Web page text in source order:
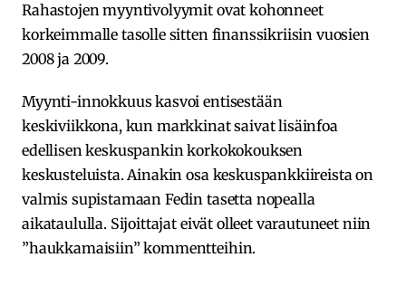
Rahastojen myyntivolyymit ovat kohonneet
korkeimmalle tasolle sitten finanssikriisin vuosien
2008 ja 2009.
Myynti-innokkuus kasvoi entisestään
keskiviikkona, kun markkinat saivat lisäinfoa
edellisen keskuspankin korkokokouksen
keskusteluista. Ainakin osa keskuspankkiireista on
valmis supistamaan Fedin tasetta nopealla
aikataululla. Sijoittajat eivät olleet varautuneet niin
”haukkamaisiin” kommentteihin.